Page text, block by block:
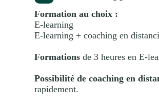
Formation au choix :
E-learning
E-learning + coaching en
Formationsde 3 heures en E-
Possibilité de coaching en
rapidement.